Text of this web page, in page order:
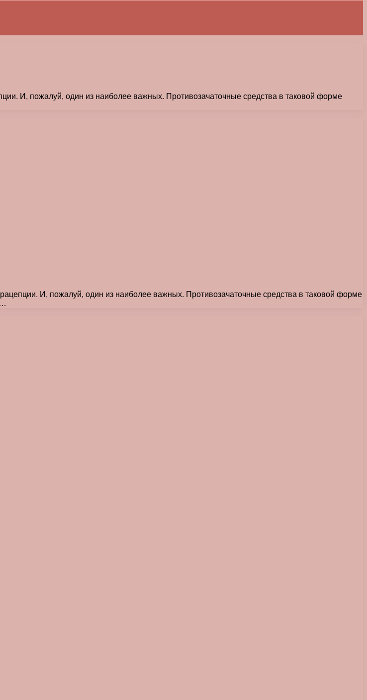
И, пожалуй, один из наиболее важных. Противозачаточные средства в таковой форме
И, пожалуй, один из наиболее важных. Противозачаточные средства в таковой форме